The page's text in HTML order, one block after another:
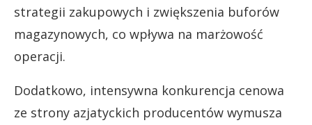
strategii zakupowych i zwiększenia buforów
magazynowych, co wpływa na marżowość
operacji.
Dodatkowo, intensywna konkurencja cenowa
ze strony azjatyckich producentów wymusza